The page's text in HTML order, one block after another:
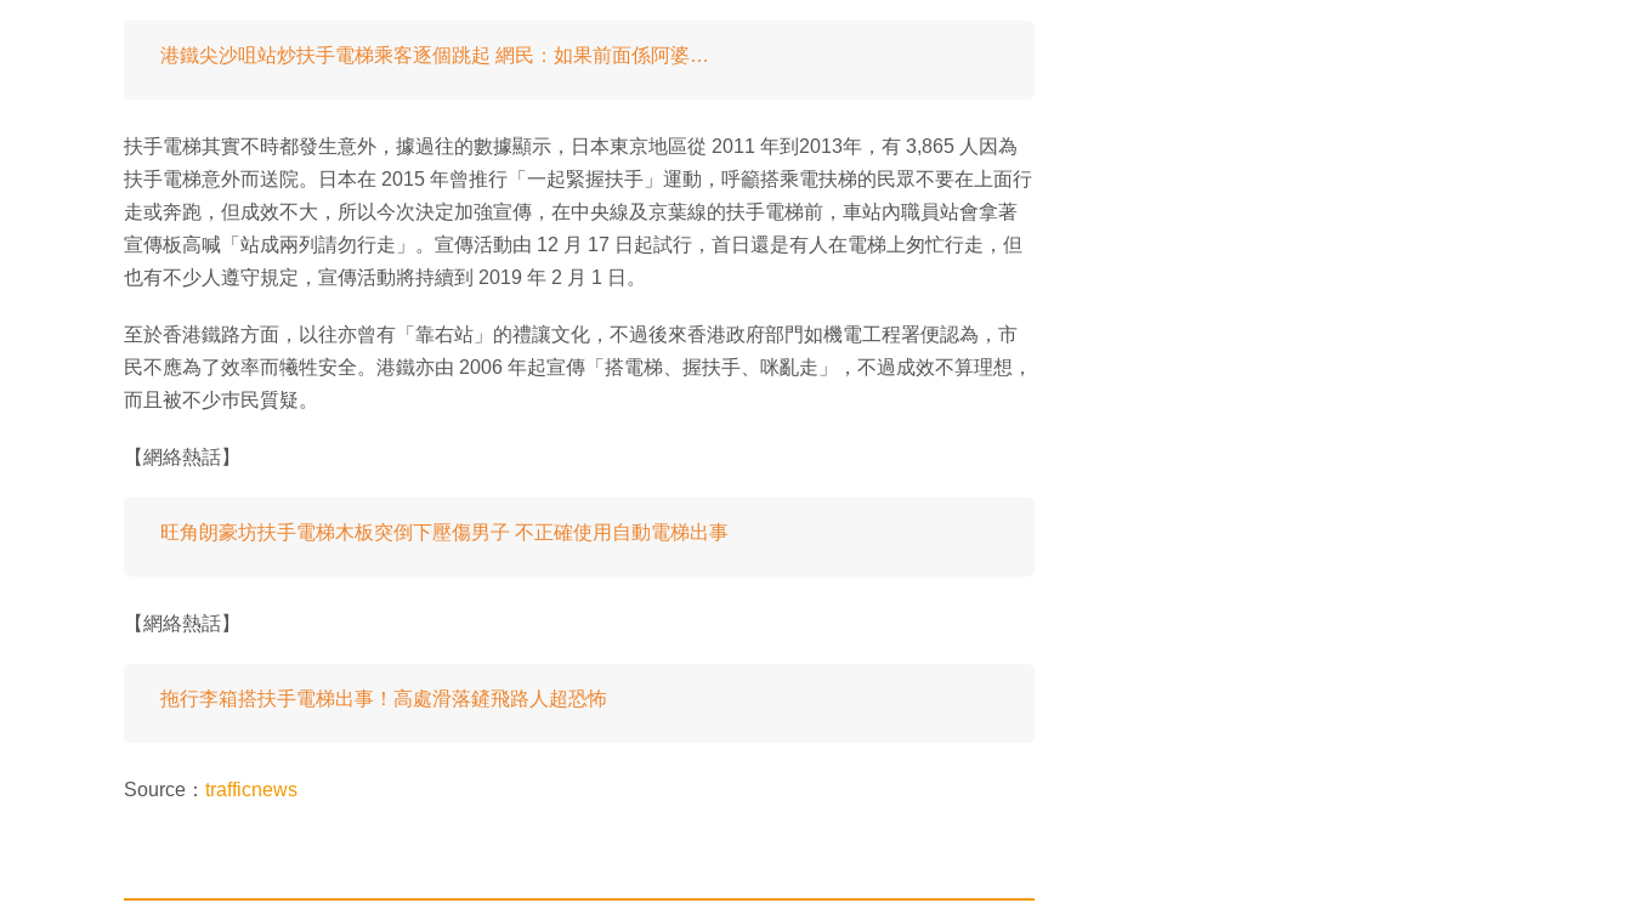
港鐵尖沙咀站炒扶手電梯乘客逐個跳起 網民：如果前面係阿婆…
扶手電梯其實不時都發生意外，據過往的數據顯示，日本東京地區從 2011 年到2013年，有 3,865 人因為
扶手電梯意外而送院。日本在 2015 年曾推行「一起緊握扶手」運動，呼籲搭乘電扶梯的民眾不要在上面行
走或奔跑，但成效不大，所以今次決定加強宣傳，在中央線及京葉線的扶手電梯前，車站內職員站會拿著
宣傳板高喊「站成兩列請勿行走」。宣傳活動由 12 月 17 日起試行，首日還是有人在電梯上匆忙行走，但
也有不少人遵守規定，宣傳活動將持續到 2019 年 2 月 1 日。
至於香港鐵路方面，以往亦曾有「靠右站」的禮讓文化，不過後來香港政府部門如機電工程署便認為，市
民不應為了效率而犧牲安全。港鐵亦由 2006 年起宣傳「搭電梯、握扶手、咪亂走」，不過成效不算理想，
而且被不少巿民質疑。
【網絡熱話】
旺角朗豪坊扶手電梯木板突倒下壓傷男子 不正確使用自動電梯出事
【網絡熱話】
拖行李箱搭扶手電梯出事！高處滑落鏟飛路人超恐怖
Source： trafficnews